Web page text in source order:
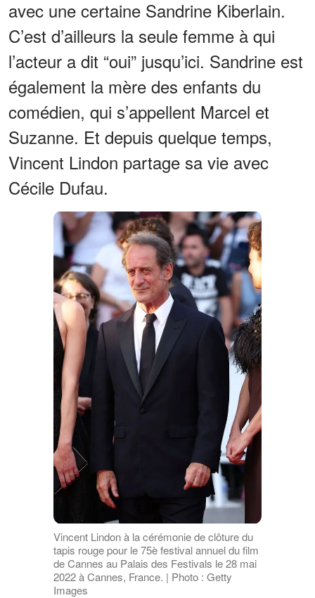
avec une certaine Sandrine Kiberlain.
C’est d’ailleurs la seule femme à qui
l’acteur a dit “oui” jusqu’ici. Sandrine est
également la mère des enfants du
comédien, qui s’appellent Marcel et
Suzanne. Et depuis quelque temps,
Vincent Lindon partage sa vie avec
Cécile Dufau.
Vincent Lindon à la cérémonie de clôture du
tapis rouge pour le 75è festival annuel du film
de Cannes au Palais des Festivals le 28 mai
2022 à Cannes, France. | Photo : Getty
Images